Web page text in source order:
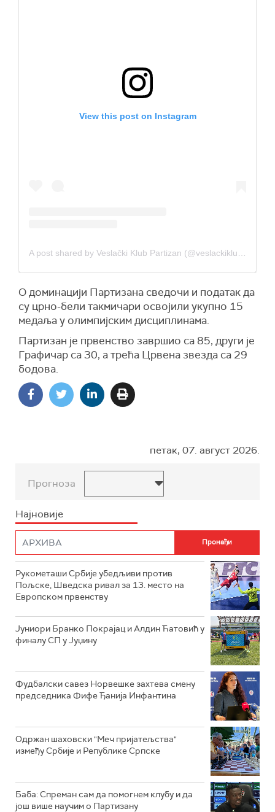
View this post on Instagram
О доминацији Партизана сведочи и податак да
су црно-бели такмичари освојили укупно 15
медаља у олимпијским дисциплинама.
Партизан је првенство завршио са 85, други је
Графичар са 30, а трећа Црвена звезда са 29
бодова.
петак, 07. август 2026.
Прогноза
Најновије
Рукометаши Србије убедљиви против
Пољске, Шведска ривал за 13. место на
Европском првенству
Јуниори Бранко Покрајац и Алдин Ћатовић у
финалу СП у Јуџину
Фудбалски савез Норвешке захтева смену
председника Фифе Ђанија Инфантина
Одржан шаховски "Меч пријатељства"
између Србије и Републике Српске
Баба: Спреман сам да помогнем клубу и да
још више научим о Партизану